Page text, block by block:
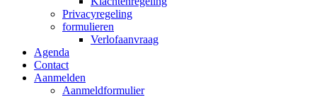
Privacyregeling
formulieren
Verlofaanvraag
Agenda
Contact
Aanmelden
Aanmeldformulier